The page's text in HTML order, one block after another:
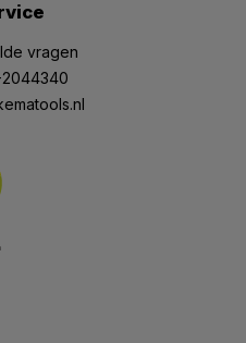
vragen